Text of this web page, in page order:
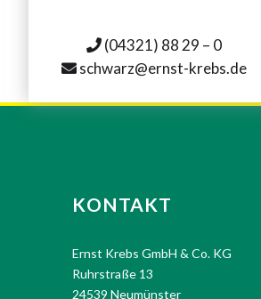
(04321) 88 29 – 0
schwarz@ernst-krebs.de
KONTAKT
Ernst Krebs GmbH & Co. KG
Ruhrstraße 13
24539 Neumünster